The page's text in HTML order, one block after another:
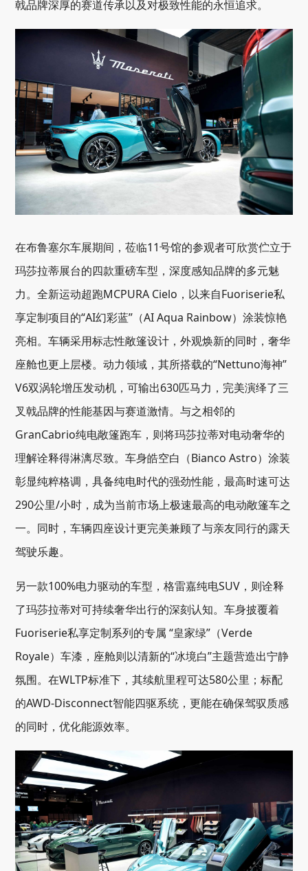
戟品牌深厚的赛道传承以及对极致性能的永恒追求。
在布鲁塞尔车展期间，莅临11号馆的参观者可欣赏伫立于
玛莎拉蒂展台的四款重磅车型，深度感知品牌的多元魅
力。全新运动超跑MCPURA Cielo，以来自Fuoriserie私
享定制项目的“AI幻彩蓝”（AI Aqua Rainbow）涂装惊艳
亮相。车辆采用标志性敞篷设计，外观焕新的同时，奢华
座舱也更上层楼。动力领域，其所搭载的“Nettuno海神”
V6双涡轮增压发动机，可输出630匹马力，完美演绎了三
叉戟品牌的性能基因与赛道激情。与之相邻的
GranCabrio纯电敞篷跑车，则将玛莎拉蒂对电动奢华的
理解诠释得淋漓尽致。车身皓空白（Bianco Astro）涂装
彰显纯粹格调，具备纯电时代的强劲性能，最高时速可达
290公里/小时，成为当前市场上极速最高的电动敞篷车之
一。同时，车辆四座设计更完美兼顾了与亲友同行的露天
驾驶乐趣。
另一款100%电力驱动的车型，格雷嘉纯电SUV，则诠释
了玛莎拉蒂对可持续奢华出行的深刻认知。车身披覆着
Fuoriserie私享定制系列的专属 “皇家绿”（Verde
Royale）车漆，座舱则以清新的“冰境白”主题营造出宁静
氛围。在WLTP标准下，其续航里程可达580公里；标配
的AWD-Disconnect智能四驱系统，更能在确保驾驭质感
的同时，优化能源效率。